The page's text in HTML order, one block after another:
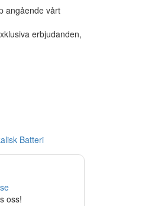
angående vårt
erbjudanden,
Batteri
oss!